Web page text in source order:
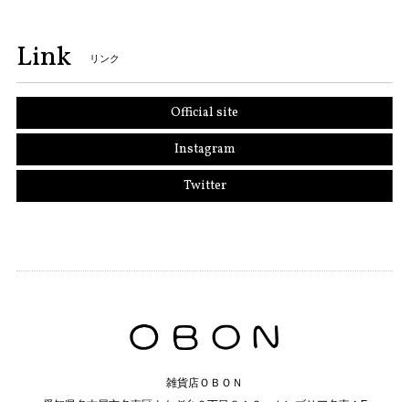
Link リンク
Official site
Instagram
Twitter
雑貨店ＯＢＯＮ